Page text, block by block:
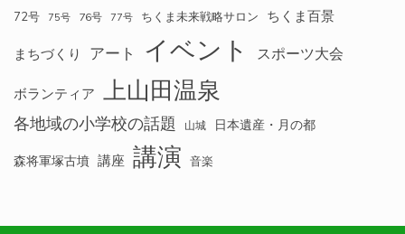
72号 75号 76号 77号 ちくま未来戦略サロン ちくま百景
まちづくり アート イベント スポーツ大会
ボランティア 上山田温泉
各地域の小学校の話題 山城 日本遺産・月の都
森将軍塚古墳 講座 講演 音楽